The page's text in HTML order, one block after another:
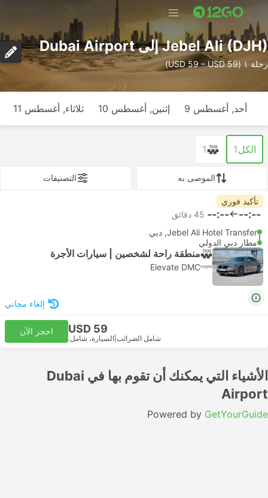
Jebel Ali (DJH) إلى Dubai Airport
رحلة ١ (USD 59 – USD 59)
أحد, أغسطس 9 إثنين, أغسطس 10 ثلاثاء, أغسطس 11
الكل1
1
الموصى به التصنيفات
تأكيد فوري
--:--
--:-- ‫45 دقائق
Jebel Ali Hotel Transfer, دبي
مطار دبي الدولي
منطقة راحة لشخصين | سيارات الأجرة
Elevate DMC
إلغاء مجاني
USD 59
شامل الضرائب السيارة، شامل.
احجز الآن
الأشياء التي يمكنك أن تقوم بها في Dubai
Airport
Powered by GetYourGuide